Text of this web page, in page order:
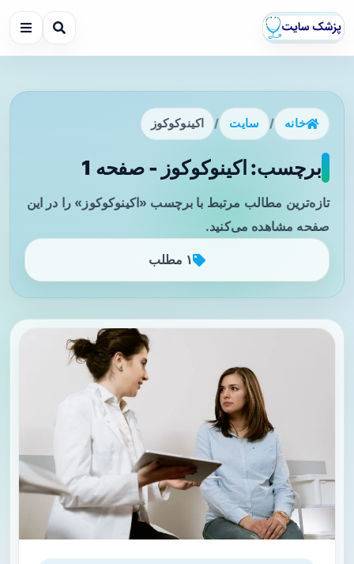
خانه / سایت / اکینوکوکوز
برچسب: اکینوکوکوز - صفحه 1
تازه‌ترین مطالب مرتبط با برچسب «اکینوکوکوز» را در این
صفحه مشاهده می‌کنید.
۱ مطلب